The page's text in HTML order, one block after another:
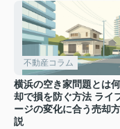
不動産コラム
横浜の空き家問題とは
却で損を防ぐ方法 ライ
ージの変化に合う売却
説